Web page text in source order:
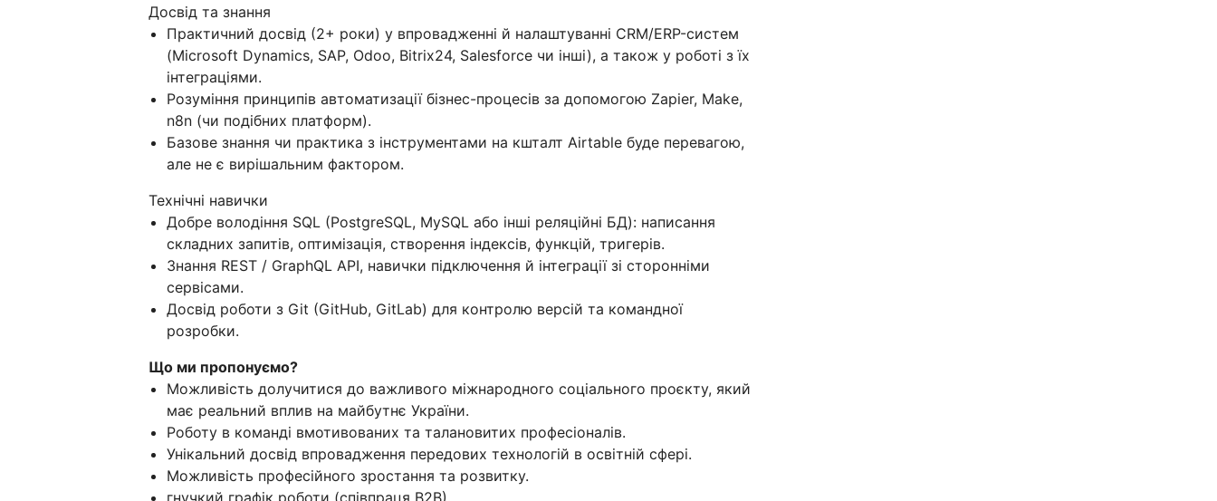
Досвід та знання
Практичний досвід (2+ роки) у впровадженні й налаштуванні CRM/ERP-систем
(Microsoft Dynamics, SAP, Odoo, Bitrix24, Salesforce чи інші), а також у роботі з їх
інтеграціями.
Розуміння принципів автоматизації бізнес-процесів за допомогою Zapier, Make,
n8n (чи подібних платформ).
Базове знання чи практика з інструментами на кшталт Airtable буде перевагою,
але не є вирішальним фактором.
Технічні навички
Добре володіння SQL (PostgreSQL, MySQL або інші реляційні БД): написання
складних запитів, оптимізація, створення індексів, функцій, тригерів.
Знання REST / GraphQL API, навички підключення й інтеграції зі сторонніми
сервісами.
Досвід роботи з Git (GitHub, GitLab) для контролю версій та командної
розробки.
Що ми пропонуємо?
Можливість долучитися до важливого міжнародного соціального проєкту, який
має реальний вплив на майбутнє України.
Роботу в команді вмотивованих та талановитих професіоналів.
Унікальний досвід впровадження передових технологій в освітній сфері.
Можливість професійного зростання та розвитку.
гнучкий графік роботи (співпраця В2В).